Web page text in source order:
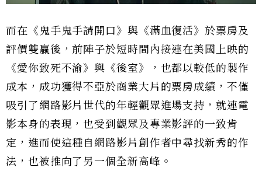
而在《鬼手鬼手請開口》與《滿血復活》於票房及
評價雙贏後，前陣子於短時間內接連在美國上映的
《愛你致死不渝》與《後室》，也都以較低的製作
成本，成功獲得不亞於商業大片的票房成績，不僅
吸引了網路影片世代的年輕觀眾進場支持，就連電
影本身的表現，也受到觀眾及專業影評的一致肯
定，進而使這種自網路影片創作者中尋找新秀的作
法，也被推向了另一個全新高峰。